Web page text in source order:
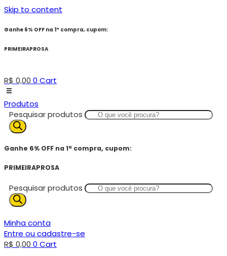
Skip to content
Ganhe 6% OFF na 1ª compra, cupom:
PRIMEIRAPROSA
R$ 0,00 0 Cart
Produtos
Pesquisar produtos
Ganhe 6% OFF na 1ª compra, cupom:
PRIMEIRAPROSA
Pesquisar produtos
Minha conta
Entre ou cadastre-se
R$ 0,00 0 Cart